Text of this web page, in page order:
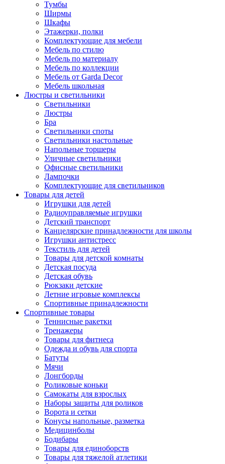
Тумбы
Ширмы
Шкафы
Этажерки, полки
Комплектующие для мебели
Мебель по стилю
Мебель по материалу
Мебель по коллекции
Мебель от Garda Decor
Мебель школьная
Люстры и светильники
Светильники
Люстры
Бра
Светильники споты
Светильники настольные
Напольные торшеры
Уличные светильники
Офисные светильники
Лампочки
Комплектующие для светильников
Товары для детей
Игрушки для детей
Радиоуправляемые игрушки
Детский транспорт
Канцелярские принадлежности для школы
Игрушки антистресс
Текстиль для детей
Товары для детской комнаты
Детская посуда
Детская обувь
Рюкзаки детские
Летние игровые комплексы
Спортивные принадлежности
Спортивные товары
Теннисные ракетки
Тренажеры
Товары для фитнеса
Одежда и обувь для спорта
Батуты
Мячи
Лонгборды
Роликовые коньки
Самокаты для взрослых
Наборы защиты для роликов
Ворота и сетки
Конусы напольные, разметка
Медицинболы
Бодибары
Товары для единоборств
Товары для тяжелой атлетики